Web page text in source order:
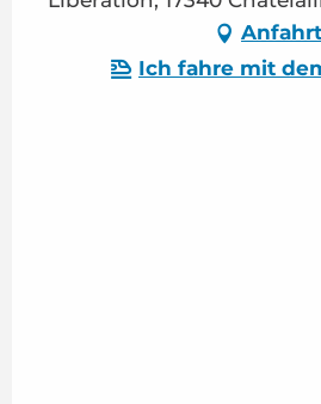
Anfahrt
Ich fahre mit